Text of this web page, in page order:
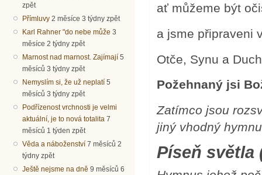
zpět
Přímluvy 2 měsíce 3 týdny zpět
Karl Rahner "do nebe může 3
měsíce 2 týdny zpět
Marnost nad marnost. Zajímají 5
měsíců 3 týdny zpět
Nemyslím si, že už neplatí 5
měsíců 3 týdny zpět
Podřízenost vrchnosti je velmi
aktuální, je to nová totalita 7
měsíců 1 týden zpět
Věda a náboženství 7 měsíců 2
týdny zpět
Ještě nejsme na dně 9 měsíců 6
ať můžeme být
a jsme připraveni
Otče, Synu a
Požehnaný jsi
Zatímco jsou
jiný vhodný
Píseň světla